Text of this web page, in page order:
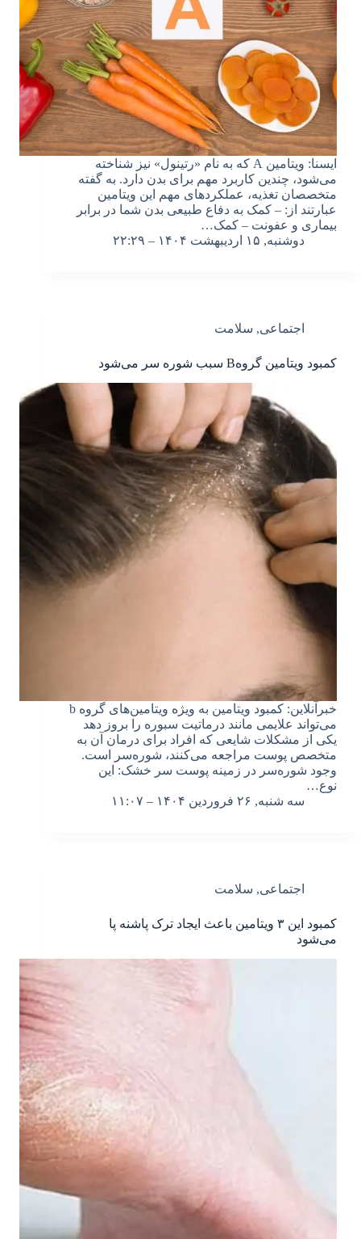
ایسنا: ویتامین A که به نام «رتینول» نیز شناخته
می‌شود، چندین کاربرد مهم برای بدن دارد. به گفته
متخصصان تغذیه، عملکردهای مهم این ویتامین
عبارتند از: – کمک به دفاع طبیعی بدن شما در برابر
بیماری و عفونت – کمک…
دوشنبه, ۱۵ اردیبهشت ۱۴۰۴ – ۲۲:۲۹
اجتماعی, سلامت
کمبود ویتامین گروهB سبب شوره سر می‌شود
خبرآنلاین: کمبود ویتامین به ویژه ویتامین‌های گروه b
می‌تواند علایمی مانند درماتیت سبوره را بروز دهد
یکی از مشکلات شایعی که افراد برای درمان آن به
متخصص پوست مراجعه می‌کنند، شوره‌سر است.
وجود شوره‌سر در زمینه پوست سر خشک: این
نوع…
سه شنبه, ۲۶ فروردین ۱۴۰۴ – ۱۱:۰۷
اجتماعی, سلامت
کمبود این ۳ ویتامین باعث ایجاد ترک پاشنه پا
می‌شود